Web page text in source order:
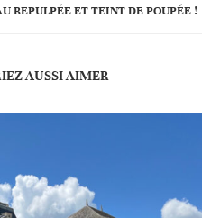
REPULPÉE ET TEINT DE POUPÉE !
AUSSI AIMER